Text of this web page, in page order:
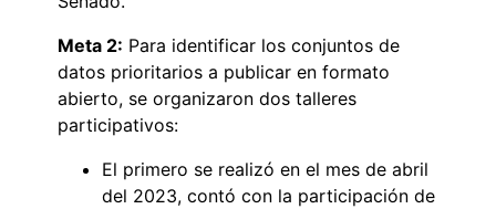
Meta 2: Para identificar los conjuntos de
datos prioritarios a publicar en formato
abierto, se organizaron dos talleres
participativos:
El primero se realizó en el mes de abril
del 2023, contó con la participación de